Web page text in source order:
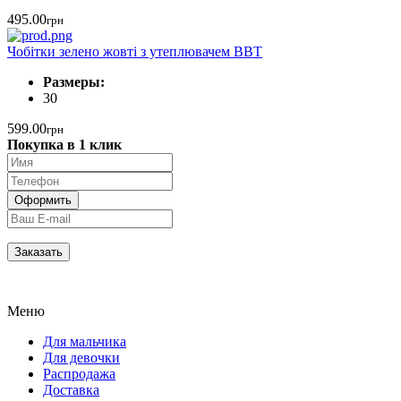
495.00грн
Чобітки зелено жовті з утеплювачем BBT
Размеры:
30
599.00грн
Покупка в 1 клик
Меню
Для мальчика
Для девочки
Распродажа
Доставка